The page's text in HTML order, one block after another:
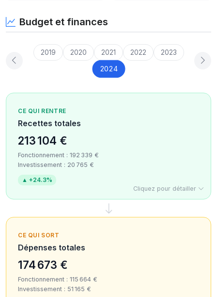
Budget et finances
2019 2020 2021 2022 2023
2024
CE QUI RENTRE
Recettes totales
213 104 €
Fonctionnement : 192 339 €
Investissement : 20 765 €
▲ +24.3%
Cliquez pour détailler
CE QUI SORT
Dépenses totales
174 673 €
Fonctionnement : 115 664 €
Investissement : 51 165 €